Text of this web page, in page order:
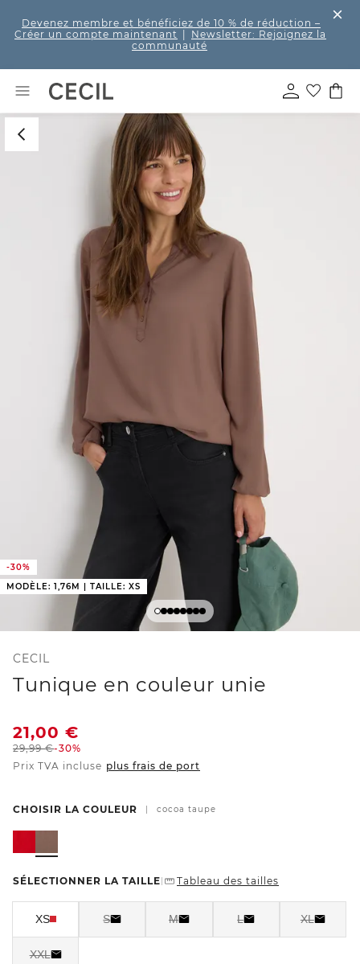
Devenez membre et bénéficiez de 10 % de réduction –
Créer un compte maintenant
Newsletter: Rejoignez la
communauté
-30%
MODÈLE: 1,76M | TAILLE: XS
CECIL
Tunique en couleur unie
21,00 €
29,99€-30%
Prix TVA incluse plus frais de port
CHOISIR LA COULEUR cocoa taupe
SÉLECTIONNER LA TAILLE Tableau des tailles
XS S M L XL
XXL